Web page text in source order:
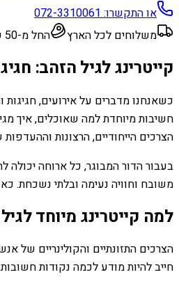
או התקשרו:072-3310061
משלוחים לכל הארץ
החל מ-50 ש״ח למנה
קייטרינג לגיל הזהב:
כשאנחנו מדברים על אירועים,
חשיבות מיוחדת למה שאוכלים, איך
הצרכים הייחודיים, הרצונות
בעבור הדור המבוגר, כל ארוחה יכולה
משובח וחוויה נעימה ובלתי נשכחת.
למה קייטרינג מיוחד
הצרכים התזונתיים והקולינריים של
חייב להיות מודע לכמה נקודות